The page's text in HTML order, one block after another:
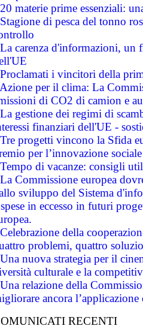
materie prime essenziali:
di pesca del tonno
carenza d'informazioni, un
Proclamati i vincitori della
per il clima: La
di CO2 di camion e
gestione dei regimi di
finanziari dell'UE -
progetti vincono la Sfida
per l’innovazione sociale
di vacanze: consigli
Commissione europea
sviluppo del Sistema
in eccesso in futuri
della
problemi, quattro
nuova strategia per il
culturale e la
relazione della
ancora
RECENTI